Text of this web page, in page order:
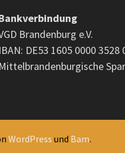
Brandenburg e.V.
IBAN: DE53 1605 0000 3528
Mittelbrandenburgische
WordPress und Bam.